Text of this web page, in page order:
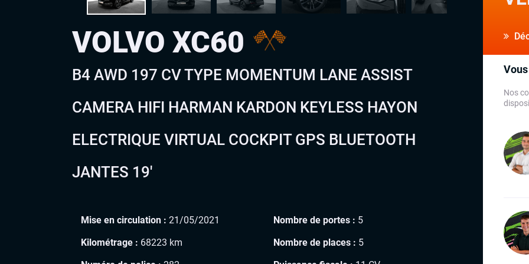
VOLVO XC60
B4 AWD 197 CV TYPE MOMENTUM LANE ASSIST
CAMERA HIFI HARMAN KARDON KEYLESS HAYON
ELECTRIQUE VIRTUAL COCKPIT GPS BLUETOOTH
JANTES 19′
Mise en circulation : 21/05/2021
Kilométrage : 68223 km
Nombre de portes : 5
Nombre de places : 5
Nos